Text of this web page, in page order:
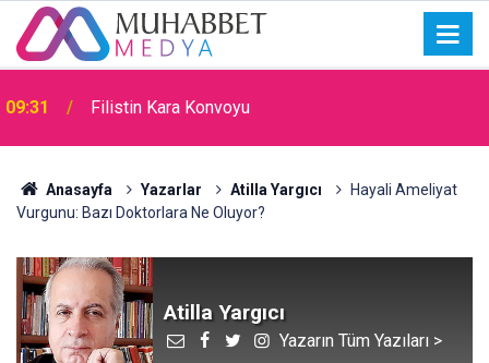
09:31 Filistin Kara Konvoyu
Anasayfa Yazarlar Atilla Yargıcı
Hayali Ameliyat
Vurgunu: Bazı Doktorlara Ne Oluyor?
Atilla Yargıcı
Yazarın Tüm Yazıları >